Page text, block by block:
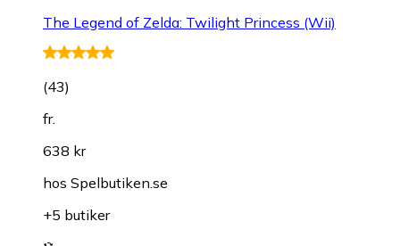
The Legend of Zelda: Twilight Princess (Wii)
(43)
fr.
638 kr
hos Spelbutiken.se
+5 butiker